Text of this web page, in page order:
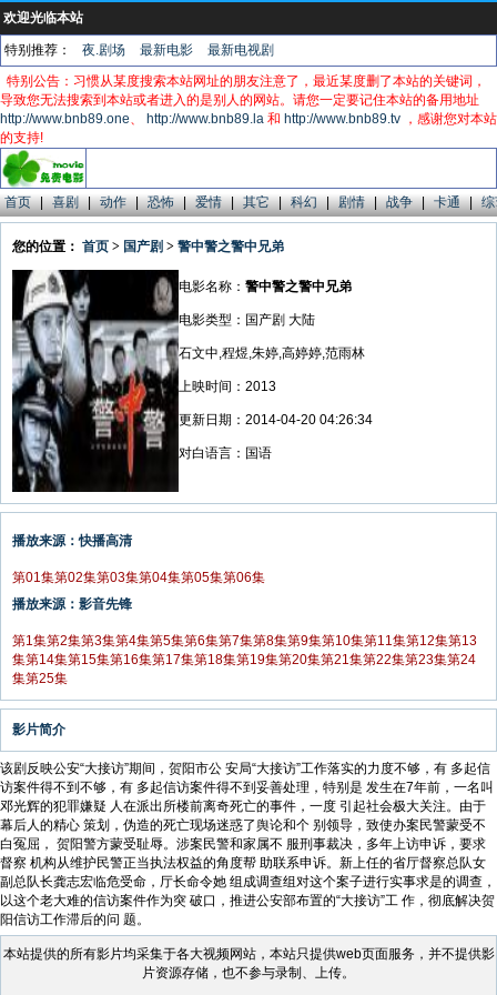
欢迎光临本站
特别推荐： 夜.剧场 最新电影
最新电视剧
特别公告：习惯从某度搜索本站网址的朋友注意了，最近某度删了本站的关键词，
导致您无法搜索到本站或者进入的是别人的网站。请您一定要记住本站的备用地址
http://www.bnb89.one、 http://www.bnb89.la 和 http://www.bnb89.tv ，感谢您对本站
的支持!
首页 | 喜剧 | 动作 | 恐怖 | 爱情 | 其它 | 科幻 | 剧情 | 战争 | 卡通 |
您的位置： 首页 > 国产剧 > 警中警之警中兄弟
电影名称： 警中警之警中兄弟
电影类型：国产剧 大陆
石文中,程煜,朱婷,高婷婷,范雨林
上映时间：2013
更新日期：2014-04-20 04:26:34
对白语言：国语
播放来源：快播高清
第01集第02集第03集第04集第05集第06集
播放来源：影音先锋
第1集第2集第3集第4集第5集第6集第7集第8集第9集第10集第11集第12集第13
集第14集第15集第16集第17集第18集第19集第20集第21集第22集第23集第24
集第25集
影片简介
该剧反映公安“大接访”期间，贺阳市公 安局“大接访”工作落实的力度不够，有 多起信
访案件得不到不够，有 多起信访案件得不到妥善处理，特别是 发生在7年前，一名叫
邓光辉的犯罪嫌疑 人在派出所楼前离奇死亡的事件，一度 引起社会极大关注。由于
幕后人的精心 策划，伪造的死亡现场迷惑了舆论和个 别领导，致使办案民警蒙受不
白冤屈， 贺阳警方蒙受耻辱。涉案民警和家属不 服刑事裁决，多年上访申诉，要求
督察 机构从维护民警正当执法权益的角度帮 助联系申诉。新上任的省厅督察总队女
副总队长龚志宏临危受命，厅长命令她 组成调查组对这个案子进行实事求是的调查，
以这个老大难的信访案件作为突 破口，推进公安部布置的“大接访”工 作，彻底解决贺
阳信访工作滞后的问 题。
本站提供的所有影片均采集于各大视频网站，本站只提供web页面服务，并不提供影
片资源存储，也不参与录制、上传。